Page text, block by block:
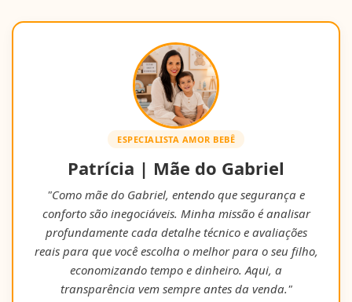
ESPECIALISTA AMOR BEBÊ
Patrícia | Mãe do Gabriel
"Como mãe do Gabriel, entendo que segurança e
conforto são inegociáveis. Minha missão é analisar
profundamente cada detalhe técnico e avaliações
reais para que você escolha o melhor para o seu filho,
economizando tempo e dinheiro. Aqui, a
transparência vem sempre antes da venda."